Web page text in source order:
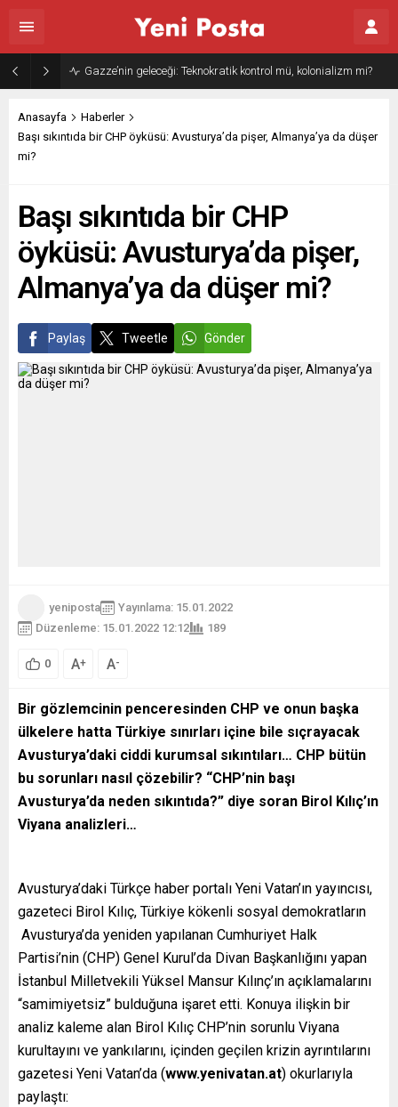
Gazze’nin geleceği: Teknokratik kontrol mü, kolonializm mi?
Anasayfa
Haberler
Başı sıkıntıda bir CHP öyküsü: Avusturya’da pişer, Almanya’ya da düşer
mi?
Başı sıkıntıda bir CHP
öyküsü: Avusturya’da pişer,
Almanya’ya da düşer mi?
Paylaş Tweetle Gönder
yeniposta
Yayınlama: 15.01.2022
Düzenleme: 15.01.2022 12:12
189
0 A+ A-
Bir gözlemcinin penceresinden CHP ve onun başka
ülkelere hatta Türkiye sınırları içine bile sıçrayacak
Avusturya’daki ciddi kurumsal sıkıntıları… CHP bütün
bu sorunları nasıl çözebilir? “CHP’nin başı
Avusturya’da neden sıkıntıda?” diye soran Birol Kılıç’ın
Viyana analizleri…
Avusturya’daki Türkçe haber portalı Yeni Vatan’ın yayıncısı,
gazeteci Birol Kılıç, Türkiye kökenli sosyal demokratların
Avusturya’da yeniden yapılanan Cumhuriyet Halk
Partisi’nin (CHP) Genel Kurul’da Divan Başkanlığını yapan
İstanbul Milletvekili Yüksel Mansur Kılınç’ın açıklamalarını
“samimiyetsiz” bulduğuna işaret etti. Konuya ilişkin bir
analiz kaleme alan Birol Kılıç CHP’nin sorunlu Viyana
kurultayını ve yankılarını, içinden geçilen krizin ayrıntılarını
gazetesi Yeni Vatan’da (www.yenivatan.at) okurlarıyla
paylaştı: